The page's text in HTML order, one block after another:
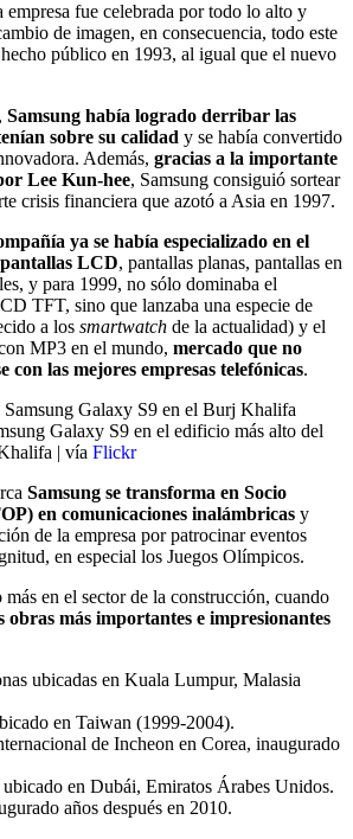
empresa fue celebrada por todo lo alto y
de imagen, en consecuencia, todo este
público en 1993, al igual que el nuevo
Samsung había logrado derribar las
sobre su calidad y se había convertido
Además, gracias a la importante
Lee Kun-hee, Samsung consiguió sortear
crisis financiera que azotó a Asia en 1997.
ya se había especializado en el
LCD, pantallas planas, pantallas en
y para 1999, no sólo dominaba el
TFT, sino que lanzaba una especie de
a los smartwatch de la actualidad) y el
MP3 en el mundo, mercado que no
con las mejores empresas telefónicas.
Galaxy S9 en el edificio más alto del
| vía Flickr
Samsung se transforma en Socio
en comunicaciones inalámbricas y
de la empresa por patrocinar eventos
en especial los Juegos Olímpicos.
en el sector de la construcción, cuando
obras más importantes e impresionantes
ubicadas en Kuala Lumpur, Malasia
en Taiwan (1999-2004).
de Incheon en Corea, inaugurado
en Dubái, Emiratos Árabes Unidos.
años después en 2010.